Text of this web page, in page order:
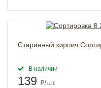
Старинный кирпич
В наличии
139 ₽/шт.